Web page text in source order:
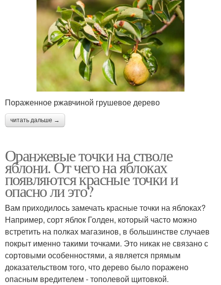
Пораженное ржавчиной грушевое дерево
читать дальше →
Оранжевые точки на стволе
яблони. От чего на яблоках
появляются красные точки и
опасно ли это?
Вам приходилось замечать красные точки на яблоках?
Например, сорт яблок Голден, который часто можно
встретить на полках магазинов, в большинстве случаев
покрыт именно такими точками. Это никак не связано с
сортовыми особенностями, а является прямым
доказательством того, что дерево было поражено
опасным вредителем - тополевой щитовкой.